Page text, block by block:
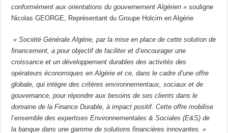
conformément aux orientations du gouvernement Algérien »souligne
Nicolas GEORGE, Représentant du Groupe Holcim en Algérie
« Société Générale Algérie, par la mise en place de cette solution de
financement, a pour objectif de faciliter et d’encourager une
croissance et un développement durables des activités des
opérateurs économiques en Algérie et ce, dans le cadre d’une offre
globale, qui intègre des critères environnementaux, sociaux et de
gouvernance, pour répondre aux besoins de ses clients dans le
domaine de la Finance Durable, à impact positif. Cette offre mobilise
l’ensemble des expertises Environnementales & Sociales (E&S) de
la banque dans une gamme de solutions financières innovantes. »